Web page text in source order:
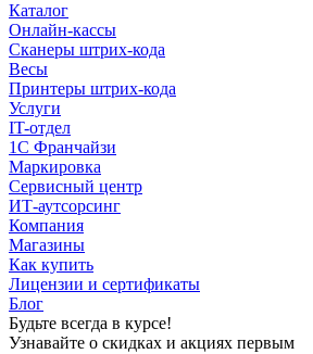
Каталог
Онлайн-кассы
Сканеры штрих-кода
Весы
Принтеры штрих-кода
Услуги
IT-отдел
1С Франчайзи
Маркировка
Сервисный центр
ИТ-аутсорсинг
Компания
Магазины
Как купить
Лицензии и сертификаты
Блог
Будьте всегда в курсе!
Узнавайте о скидках и акциях первым